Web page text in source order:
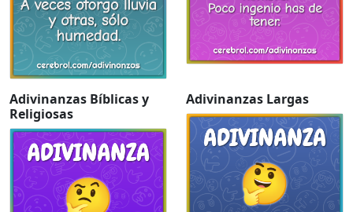
Adivinanzas Bíblicas y
Religiosas
Adivinanzas Largas